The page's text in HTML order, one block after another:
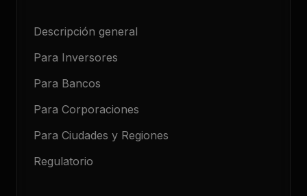
Descripción general
Para Inversores
Para Bancos
Para Corporaciones
Para Ciudades y Regiones
Regulatorio